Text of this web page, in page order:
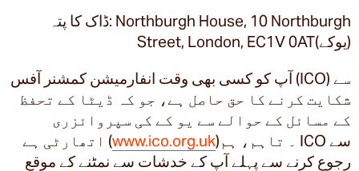
ڈاک کا پتہ: Northburgh House, 10 Northburgh
Street, London, EC1V 0AT(یوکے)
آپ کو کسی بھی وقت انفارمیشن کمشنر آفس (ICO) سے
شکایت کرنے کا حق حاصل ہے، جو کہ ڈیٹا کے تحفظ
کے مسائل کے حوالے سے یو کے کی سپروائزری
اتھارٹی ہے (www.ico.org.uk)۔ تاہم، ہم ICO سے
رجوع کرنے سے پہلے آپ کے خدشات سے نمٹنے کے موقع